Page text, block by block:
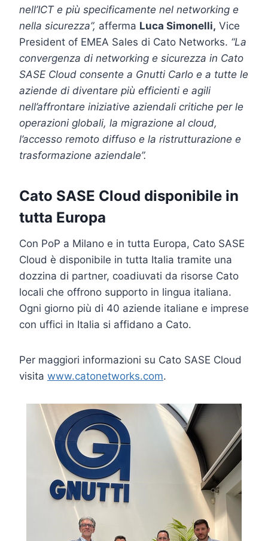
nell’ICT e più specificamente nel networking e
nella sicurezza”, afferma Luca Simonelli, Vice
President of EMEA Sales di Cato Networks. “La
convergenza di networking e sicurezza in Cato
SASE Cloud consente a Gnutti Carlo e a tutte le
aziende di diventare più efficienti e agili
nell’affrontare iniziative aziendali critiche per le
operazioni globali, la migrazione al cloud,
l’accesso remoto diffuso e la ristrutturazione e
trasformazione aziendale”.
Cato SASE Cloud disponibile in
tutta Europa
Con PoP a Milano e in tutta Europa, Cato SASE
Cloud è disponibile in tutta Italia tramite una
dozzina di partner, coadiuvati da risorse Cato
locali che offrono supporto in lingua italiana.
Ogni giorno più di 40 aziende italiane e imprese
con uffici in Italia si affidano a Cato.
Per maggiori informazioni su Cato SASE Cloud
visita www.catonetworks.com.